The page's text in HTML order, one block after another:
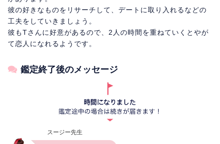
彼の好きなものをリサーチして、デートに取り入れるなどの
工夫をしていきましょう。
彼もTさんに好意があるので、2人の時間を重ねていくとやが
て恋人になれるようです。
鑑定終了後のメッセージ
スージー先生